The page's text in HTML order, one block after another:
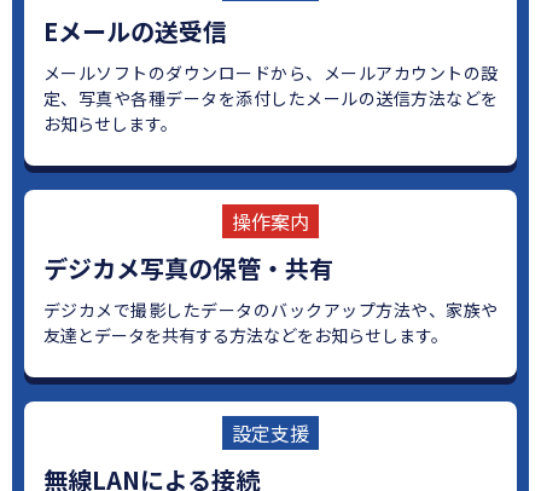
Eメールの送受信
メールソフトのダウンロードから、メールアカウントの設
定、写真や各種データを添付したメールの送信方法などを
お知らせします。
操作案内
デジカメ写真の保管・共有
デジカメで撮影したデータのバックアップ方法や、家族や
友達とデータを共有する方法などをお知らせします。
設定支援
無線LANによる接続